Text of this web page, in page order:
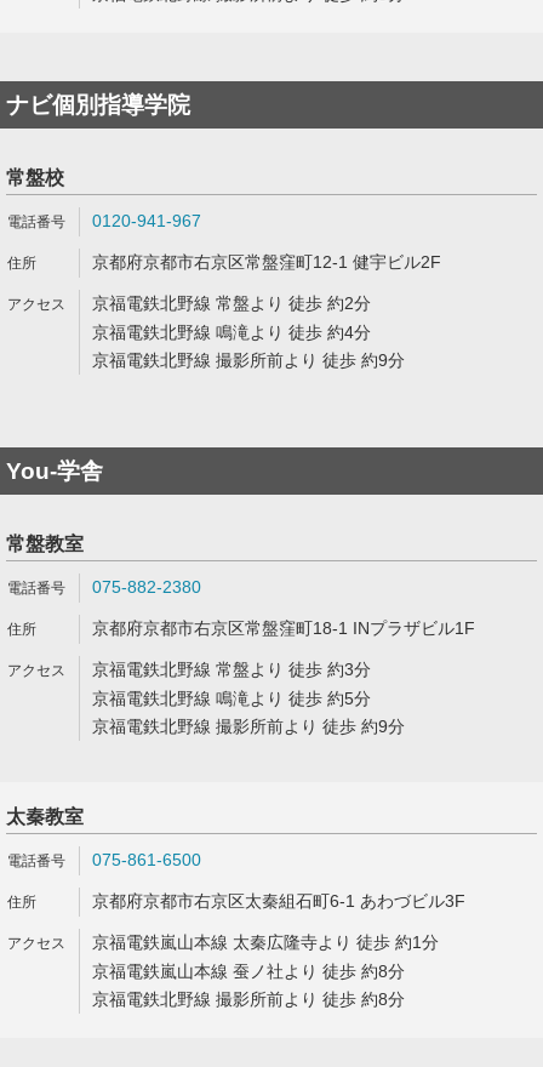
ナビ個別指導学院
常盤校
0120-941-967
京都府京都市右京区常盤窪町12-1 健宇ビル2F
京福電鉄北野線 常盤より 徒歩 約2分
京福電鉄北野線 鳴滝より 徒歩 約4分
京福電鉄北野線 撮影所前より 徒歩 約9分
You-学舎
常盤教室
075-882-2380
京都府京都市右京区常盤窪町18-1 INプラザビル1F
京福電鉄北野線 常盤より 徒歩 約3分
京福電鉄北野線 鳴滝より 徒歩 約5分
京福電鉄北野線 撮影所前より 徒歩 約9分
太秦教室
075-861-6500
京都府京都市右京区太秦組石町6-1 あわづビル3F
京福電鉄嵐山本線 太秦広隆寺より 徒歩 約1分
京福電鉄嵐山本線 蚕ノ社より 徒歩 約8分
京福電鉄北野線 撮影所前より 徒歩 約8分